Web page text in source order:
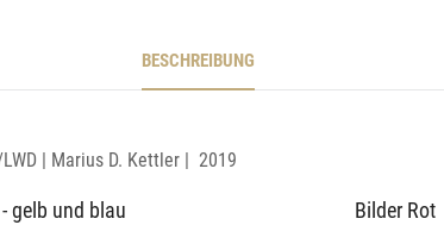
BESCHREIBUNG
| Marius D. Kettler | 2019
gelb und blau Bilder Rot